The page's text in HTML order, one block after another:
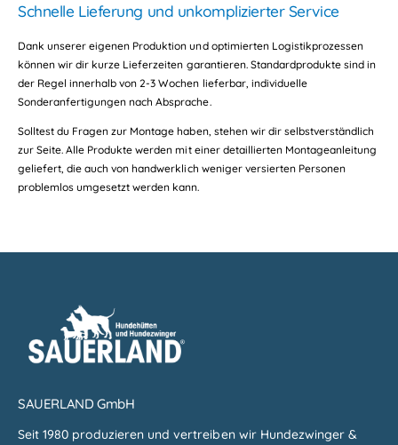
Schnelle Lieferung und unkomplizierter Service
Dank unserer eigenen Produktion und optimierten Logistikprozessen
können wir dir kurze Lieferzeiten garantieren. Standardprodukte sind in
der Regel innerhalb von 2-3 Wochen lieferbar, individuelle
Sonderanfertigungen nach Absprache.
Solltest du Fragen zur Montage haben, stehen wir dir selbstverständlich
zur Seite. Alle Produkte werden mit einer detaillierten Montageanleitung
geliefert, die auch von handwerklich weniger versierten Personen
problemlos umgesetzt werden kann.
SAUERLAND GmbH
Seit 1980 produzieren und vertreiben wir Hundezwinger &